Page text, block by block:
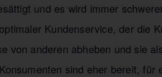
und es wird immer
Kundenservice, der die
von anderen abheben und sie
sind eher bereit, für